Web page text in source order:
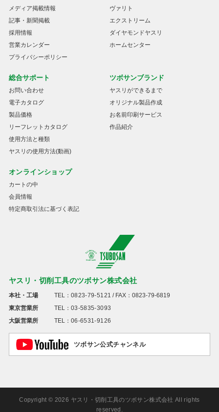
ヤスリ・切削工具のツボサン株式会社
本社・工場 TEL： 0823-79-5121 / FAX：0823-79-6819
東京営業所
TEL： 03-5835-3093
大阪営業所
TEL： 06-6531-9126
ツボサン公式チャンネル
メディア掲載情報
記事・新聞掲載
採用情報
営業カレンダー
プライバシーポリシー
ヴァリト
エクストリーム
ダイヤモンドヤスリ
ホームセンター
総合サポート
お問い合わせ
電子カタログ
製品価格
リーフレットカタログ
使用方法と種類
ヤスリの使用方法(動画)
ツボサンブランド
ヤスリができるまで
オリジナル製品作成
お名前印刷サービス
作品紹介
オンラインショップ
カートの中
会員情報
特定商取引法に基づく表記
Copyright © 2026 ヤスリ・切削工具のツボサン株式会社 All rights
reserved.